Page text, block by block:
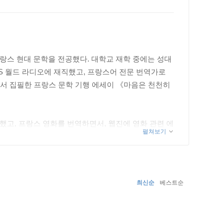
스 현대 문학을 전공했다. 대학교 재학 중에는 성대
드 라디오에 재직했고, 프랑스어 전문 번역가로
집필한 프랑스 문학 기행 에세이 《마음은 천천히
고, 프랑스 영화를 번역하면서, 웹진에 영화 관련 에
극본을 번역하며 텍스트가 무대 위에서 새 생명을
펼쳐보기
최신순 베스트순